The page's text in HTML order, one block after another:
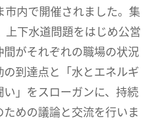
市内で開催されました。集
上下水道問題をはじめ公営
がそれぞれの職場の状況
到達点と「水とエネルギ
」をスローガンに、持続
めの議論と交流を行いま